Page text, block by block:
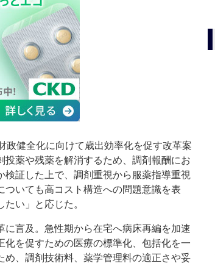
健全化に向けて歳出効率化を促す改革案
薬や残薬を解消するため、調剤報酬にお
証した上で、調剤重視から服薬指導重視
いても高コスト構造への問題意識を表
い」と応じた。
言及。急性期から在宅へ病床再編を加速
を促すための医療の標準化、包括化を一
、調剤技術料、薬学管理料の適正さや妥